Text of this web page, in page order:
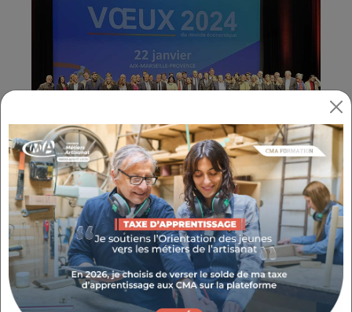
Autour des thématiques du sport et de
l'entreprise, du dépassement de soi et de
l'innovation, 14 personnalités du monde
économique marseillais se sont succédé pour
présenter leurs vœux pour cette nouvelle
année.